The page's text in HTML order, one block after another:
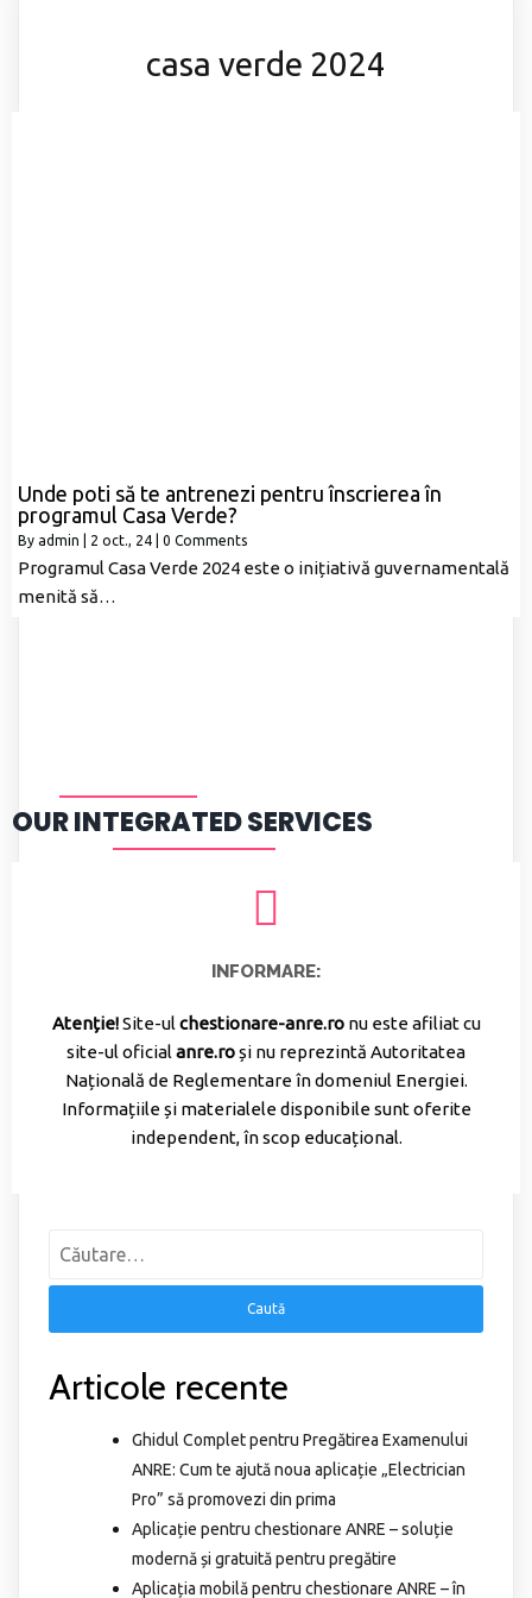
casa verde 2024
Unde poti să te antrenezi pentru înscrierea în
programul Casa Verde?
By admin 2 oct., 24 0 Comments
Programul Casa Verde 2024 este o inițiativă guvernamentală
menită să…
OUR INTEGRATED SERVICES
INFORMARE:
Atenție!Site-ul chestionare-anre.ronu este afiliat cu
site-ul oficial anre.roși nu reprezintă Autoritatea
Națională de Reglementare în domeniul Energiei.
Informațiile și materialele disponibile sunt oferite
independent, în scop educațional.
Articole recente
Ghidul Complet pentru Pregătirea Examenului
ANRE: Cum te ajută noua aplicație „Electrician
Pro” să promovezi din prima
Aplicație pentru chestionare ANRE – soluție
modernă și gratuită pentru pregătire
Aplicația mobilă pentru chestionare ANRE – în